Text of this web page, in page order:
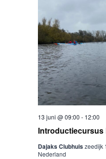
Introductiecursus
13 juni @ 09:00 - 12:00
Dajaks Clubhuiszeedijk
Nederland